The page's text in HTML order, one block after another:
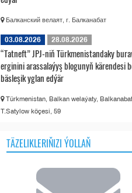
Балканский велаят, г. Балканабат
03.08.2026 28.08.2026
“Tatneft” JPJ-niň Türkmenistandaky
erginini arassalaýyş blogunyň kärendesi
bäsleşik yglan edýär
Türkmenistan, Balkan welaýaty, Balkanabat,
T.Satylow köçesi, 59
TÄZELIKLERIŇIZI ÝOLLAŇ